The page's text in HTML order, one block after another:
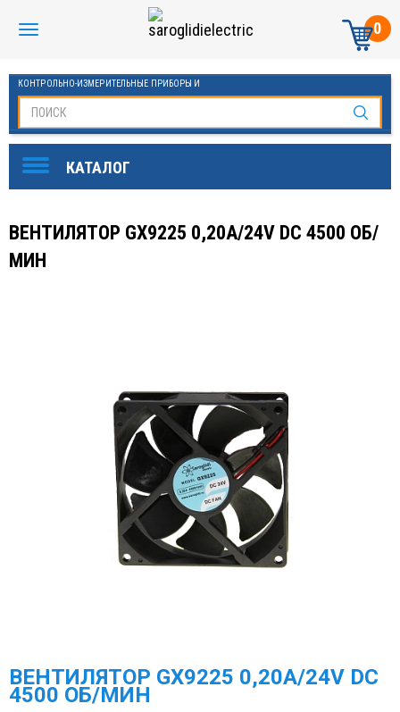
0
КОНТРОЛЬНО-ИЗМЕРИТЕЛЬНЫЕ ПРИБОРЫ И
ВЕНТИЛЯТОР GX9225 0,20А/24V DC 4500 ОБ/
МИН
ВЕНТИЛЯТОР GX9225 0,20А/24V DC
4500 ОБ/МИН